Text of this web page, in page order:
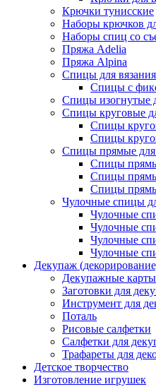
Крючки тунисские
Наборы крючков
Наборы спиц со
Пряжа Adelia
Пряжа Alpina
Спицы для
Спицы с
Спицы изогнутые
Спицы круговые
Спицы
Спицы
Спицы прямые для
Спицы
Спицы
Спицы
Чулочные спицы
Чулочные
Чулочные
Чулочные
Чулочные
Декупаж
Декупажные карты
Заготовки для
Инструмент для
Поталь
Рисовые салфетки
Салфетки для
Трафареты для
Детское творчество
Изготовление игрушек